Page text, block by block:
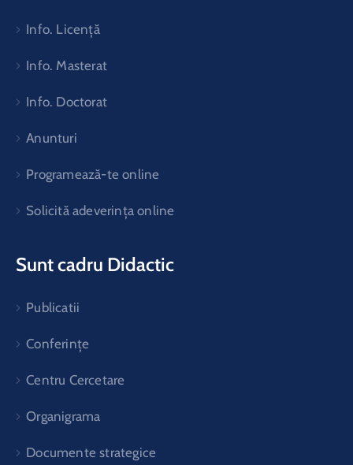
Info. Licență
Info. Masterat
Info. Doctorat
Anunturi
Programează-te online
Solicită adeverința online
Sunt cadru Didactic
Publicatii
Conferințe
Centru Cercetare
Organigrama
Documente strategice